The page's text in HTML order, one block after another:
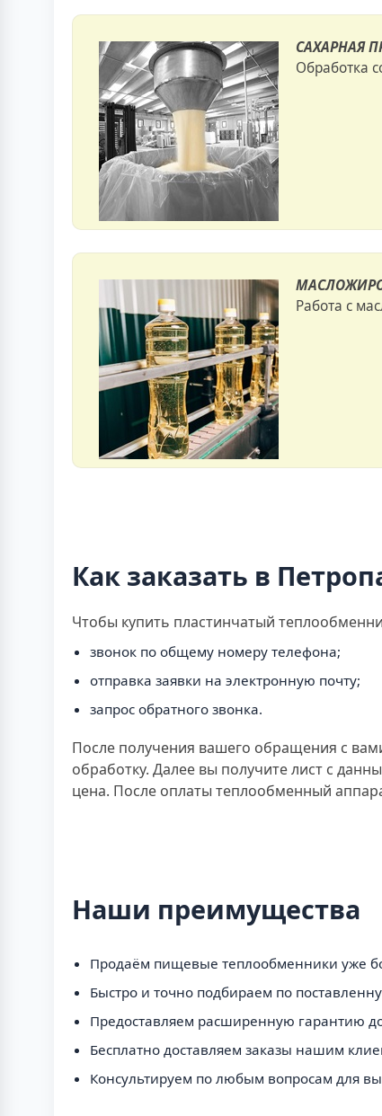
САХАРНАЯ
Обработка
Работа с
Как заказать в
Чтобы купить пластинчатый
звонок по общему номеру телефона;
отправка заявки на электронную почту;
запрос обратного звонка.
После получения вашего обращения с
обработку. Далее вы получите лист с
цена. После оплаты теплообменный
Наши преимущества
Продаём пищевые теплообменники уже
Быстро и точно подбираем по
Предоставляем расширенную гарантию
Бесплатно доставляем заказы нашим
Консультируем по любым вопросам для